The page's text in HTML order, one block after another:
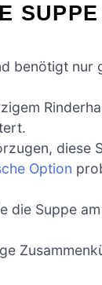
benötigt nur
diese
Option
die Suppe